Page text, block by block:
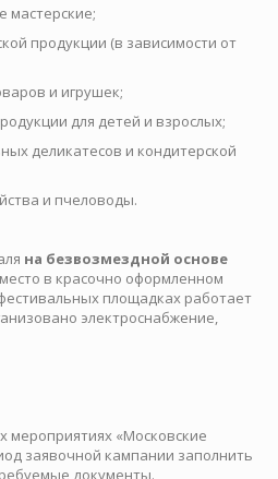
мастерские;
продукции (в зависимости от
и игрушек;
для детей и взрослых;
деликатесов и кондитерской
и пчеловоды.
на безвозмездной основе
в красочно оформленном
площадках работает
электроснабжение,
мероприятиях «Московские
заявочной кампании заполнить
документы.